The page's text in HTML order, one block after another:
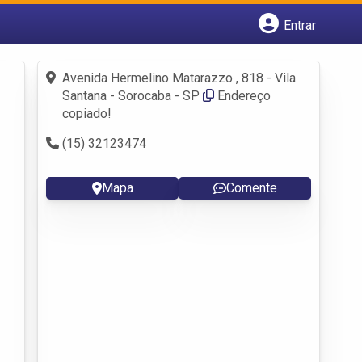
Entrar
Fazer login
Criar conta
Avenida Hermelino Matarazzo , 818 - Vila
Santana - Sorocaba - SP
Endereço
copiado!
(15) 32123474
Mapa Comente